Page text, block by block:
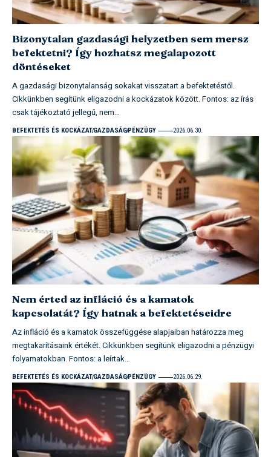
Bizonytalan gazdasági helyzetben sem mersz
befektetni? Így hozhatsz megalapozott
döntéseket
A gazdasági bizonytalanság sokakat visszatart a befektetéstől.
Cikkünkben segítünk eligazodni a kockázatok között. Fontos: az írás
csak tájékoztató jellegű, nem…
BEFEKTETÉS ÉS KOCKÁZATGAZDASÁGPÉNZÜGY 2026.06.30.
Nem érted az infláció és a kamatok
kapcsolatát? Így hatnak a befektetéseidre
Az infláció és a kamatok összefüggése alapjaiban határozza meg
megtakarításaink értékét. Cikkünkben segítünk eligazodni a pénzügyi
folyamatokban. Fontos: a leírtak…
BEFEKTETÉS ÉS KOCKÁZATGAZDASÁGPÉNZÜGY 2026.06.29.